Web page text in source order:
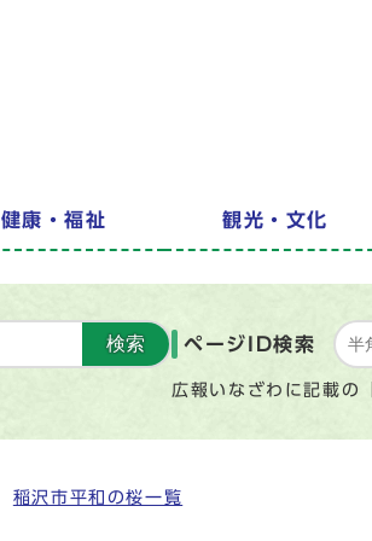
健康・福祉 観光・文化
検索 ページID検索
広報いなざわに記載の
稲沢市平和の桜一覧